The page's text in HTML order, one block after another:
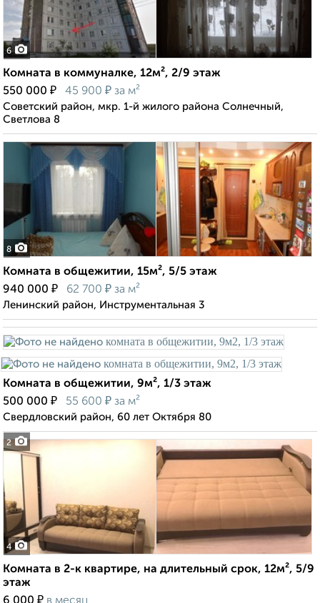
6
Комната в коммуналке, 12м², 2/9 этаж
550 000 ₽ 45 900 ₽ за м²
Советский район, мкр. 1-й жилого района Солнечный,
Светлова 8
8
Комната в общежитии, 15м², 5/5 этаж
940 000 ₽ 62 700 ₽ за м²
Ленинский район, Инструментальная 3
2
Комната в общежитии, 9м², 1/3 этаж
500 000 ₽ 55 600 ₽ за м²
Свердловский район, 60 лет Октября 80
4
Комната в 2-к квартире, на длительный срок, 12м², 5/9
этаж
₽